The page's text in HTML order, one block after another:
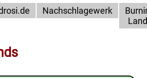
Nachschlagewerk